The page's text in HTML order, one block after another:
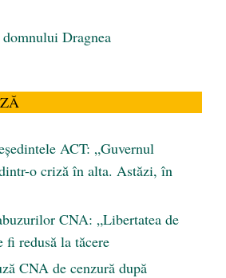
domnului Dragnea
ACT: „Guvernul
o criză în alta. Astăzi, în
CNA: „Libertatea de
fi redusă la tăcere
CNA de cenzură după